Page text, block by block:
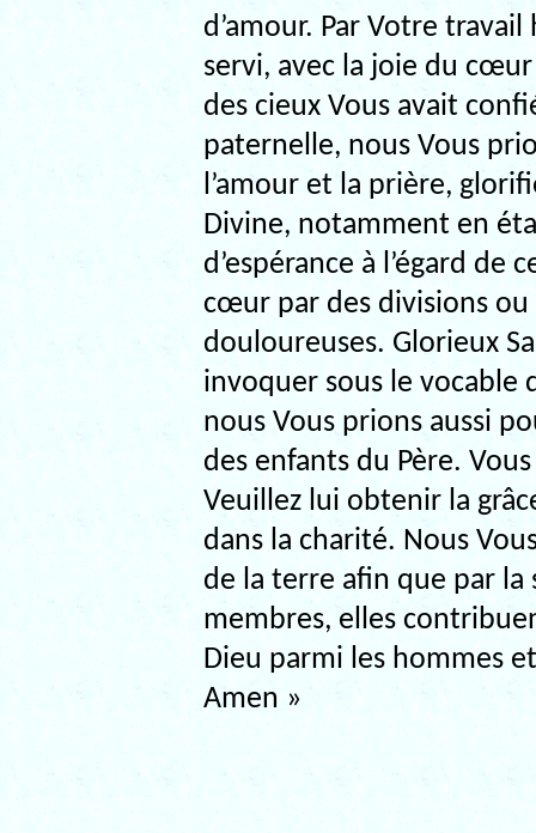
d’amour. Par Votre
servi, avec la joie du
des cieux Vous avait
paternelle, nous Vous
l’amour et la prière,
Divine, notamment en
d’espérance à l’égard de
cœur par des divisions ou
douloureuses. Glorieux
invoquer sous le vocable
nous Vous prions aussi
des enfants du Père.
Veuillez lui obtenir la
dans la charité. Nous
de la terre afin que par
membres, elles
Dieu parmi les hommes
Amen »